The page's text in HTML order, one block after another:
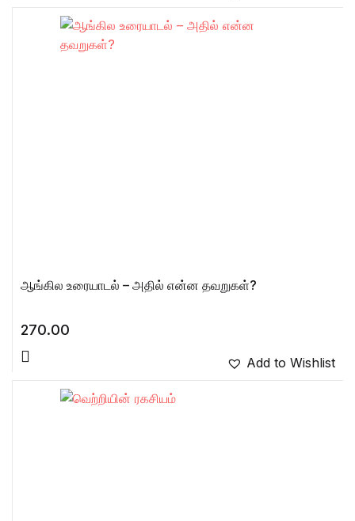
ஆங்கில உரையாடல் – அதில் என்ன தவறுகள்?
270.00
Add to Wishlist